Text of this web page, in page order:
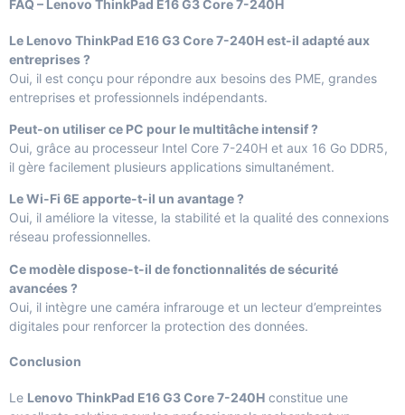
FAQ – Lenovo ThinkPad E16 G3 Core 7-240H
Le Lenovo ThinkPad E16 G3 Core 7-240H est-il adapté aux
entreprises ?
Oui, il est conçu pour répondre aux besoins des PME, grandes
entreprises et professionnels indépendants.
Peut-on utiliser ce PC pour le multitâche intensif ?
Oui, grâce au processeur Intel Core 7-240H et aux 16 Go DDR5,
il gère facilement plusieurs applications simultanément.
Le Wi-Fi 6E apporte-t-il un avantage ?
Oui, il améliore la vitesse, la stabilité et la qualité des connexions
réseau professionnelles.
Ce modèle dispose-t-il de fonctionnalités de sécurité
avancées ?
Oui, il intègre une caméra infrarouge et un lecteur d’empreintes
digitales pour renforcer la protection des données.
Conclusion
Le Lenovo ThinkPad E16 G3 Core 7-240H constitue une